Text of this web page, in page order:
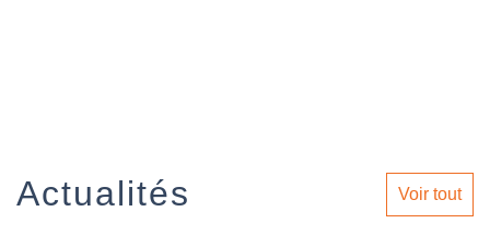
Actualités Voir tout